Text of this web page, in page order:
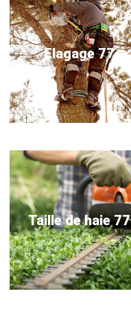
Elagage 77
Taille de haie 77